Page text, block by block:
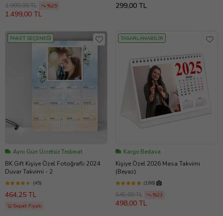
1.999,00 TL %25
1.499,00 TL
299,00 TL
PAKET SEÇENEĞİ
Aynı Gün Ücretsiz Teslimat
BK Gift Kişiye Özel Fotoğraflı 2024
Duvar Takvimi - 2
(45)
464,25 TL
Sepet Fiyatı
TASARLANABİLİR
Kargo Bedava
Kişiye Özel 2026 Masa Takvimi
(Beyaz)
(186)
645,00 TL %23
498,00 TL